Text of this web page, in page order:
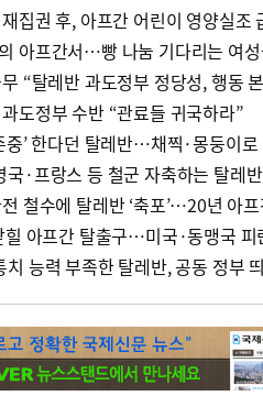
집권 후, 아프간 어린이 영양실조
아프간서…빵 나눔 기다리는 여
“탈레반 과도정부 정당성, 행동
도정부 수반 “관료들 귀국하라”
중’ 한다던 탈레반…채찍·몽둥이
국·프랑스 등 철군 자축하는 탈레반
철수에 탈레반 ‘축포’…20년 아
힐 아프간 탈출구…미국·동맹국 피
치 능력 부족한 탈레반, 공동 정부